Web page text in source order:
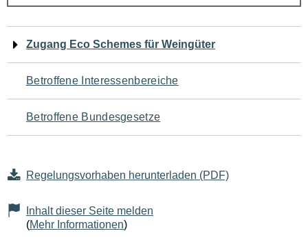
Navigation
für
den
Seiteninhalt
Zugang Eco Schemes für Weingüter
Betroffene Interessenbereiche
Betroffene Bundesgesetze
Regelungsvorhaben herunterladen (PDF)
Inhalt dieser Seite melden
(Mehr Informationen)